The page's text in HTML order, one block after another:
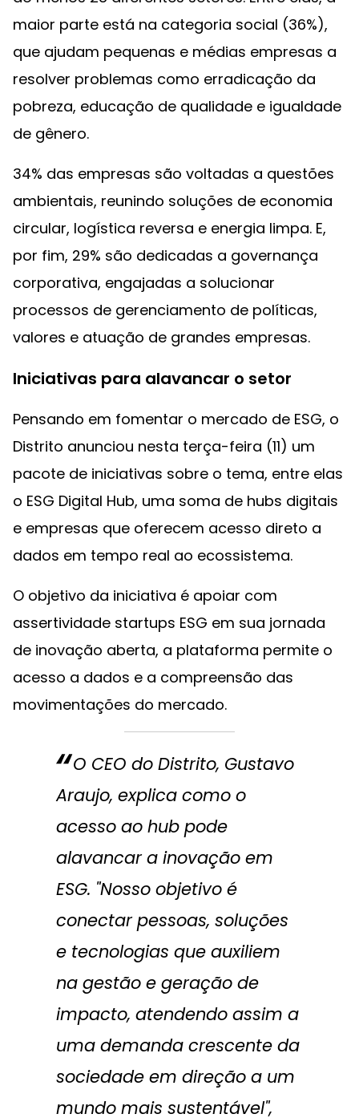
maior parte está na categoria social (36%),
que ajudam pequenas e médias empresas a
resolver problemas como erradicação da
pobreza, educação de qualidade e igualdade
de gênero.
34% das empresas são voltadas a questões
ambientais, reunindo soluções de economia
circular, logística reversa e energia limpa. E,
por fim, 29% são dedicadas a governança
corporativa, engajadas a solucionar
processos de gerenciamento de políticas,
valores e atuação de grandes empresas.
Iniciativas para alavancar o setor
Pensando em fomentar o mercado de ESG, o
Distrito anunciou nesta terça-feira (11) um
pacote de iniciativas sobre o tema, entre elas
o ESG Digital Hub, uma soma de hubs digitais
e empresas que oferecem acesso direto a
dados em tempo real ao ecossistema.
O objetivo da iniciativa é apoiar com
assertividade startups ESG em sua jornada
de inovação aberta, a plataforma permite o
acesso a dados e a compreensão das
movimentações do mercado.
O CEO do Distrito, Gustavo
Araujo, explica como o
acesso ao hub pode
alavancar a inovação em
ESG. "Nosso objetivo é
conectar pessoas, soluções
e tecnologias que auxiliem
na gestão e geração de
impacto, atendendo assim a
uma demanda crescente da
sociedade em direção a um
mundo mais sustentável",